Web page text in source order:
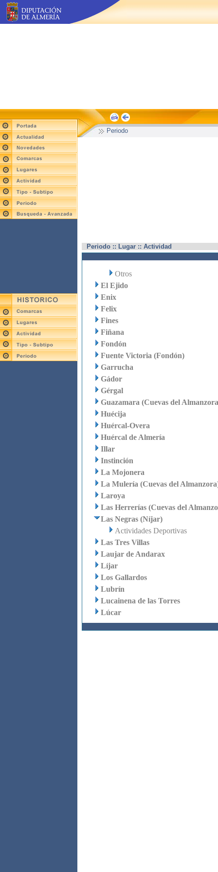
Periodo
Periodo :: Lugar :: Actividad
Otros
El Ejido
Enix
Felix
Fines
Fiñana
Fondón
Fuente Victoria (Fondón)
Garrucha
Gádor
Gérgal
Guazamara (Cuevas del
Huécija
Huércal-Overa
Huércal de Almería
Illar
Instinción
La Mojonera
La Mulería (Cuevas del
Laroya
Las Herrerías (Cuevas del
Las Negras (Níjar)
Actividades Deportivas
Las Tres Villas
Laujar de Andarax
Líjar
Los Gallardos
Lubrín
Lucainena de las Torres
Lúcar